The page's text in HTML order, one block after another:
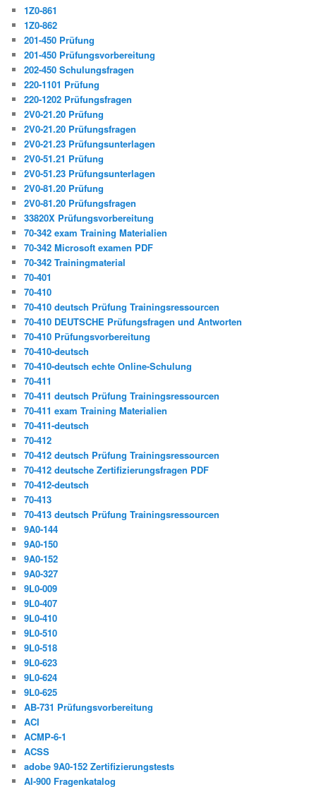
1Z0-861
1Z0-862
201-450 Prüfung
201-450 Prüfungsvorbereitung
202-450 Schulungsfragen
220-1101 Prüfung
220-1202 Prüfungsfragen
2V0-21.20 Prüfung
2V0-21.20 Prüfungsfragen
2V0-21.23 Prüfungsunterlagen
2V0-51.21 Prüfung
2V0-51.23 Prüfungsunterlagen
2V0-81.20 Prüfung
2V0-81.20 Prüfungsfragen
33820X Prüfungsvorbereitung
70-342 exam Training Materialien
70-342 Microsoft examen PDF
70-342 Trainingmaterial
70-401
70-410
70-410 deutsch Prüfung Trainingsressourcen
70-410 DEUTSCHE Prüfungsfragen und Antworten
70-410 Prüfungsvorbereitung
70-410-deutsch
70-410-deutsch echte Online-Schulung
70-411
70-411 deutsch Prüfung Trainingsressourcen
70-411 exam Training Materialien
70-411-deutsch
70-412
70-412 deutsch Prüfung Trainingsressourcen
70-412 deutsche Zertifizierungsfragen PDF
70-412-deutsch
70-413
70-413 deutsch Prüfung Trainingsressourcen
9A0-144
9A0-150
9A0-152
9A0-327
9L0-009
9L0-407
9L0-410
9L0-510
9L0-518
9L0-623
9L0-624
9L0-625
AB-731 Prüfungsvorbereitung
ACI
ACMP-6-1
ACSS
adobe 9A0-152 Zertifizierungstests
AI-900 Fragenkatalog